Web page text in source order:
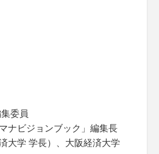
委員
ナビジョンブック」編集長
大学 学長）、大阪経済大学